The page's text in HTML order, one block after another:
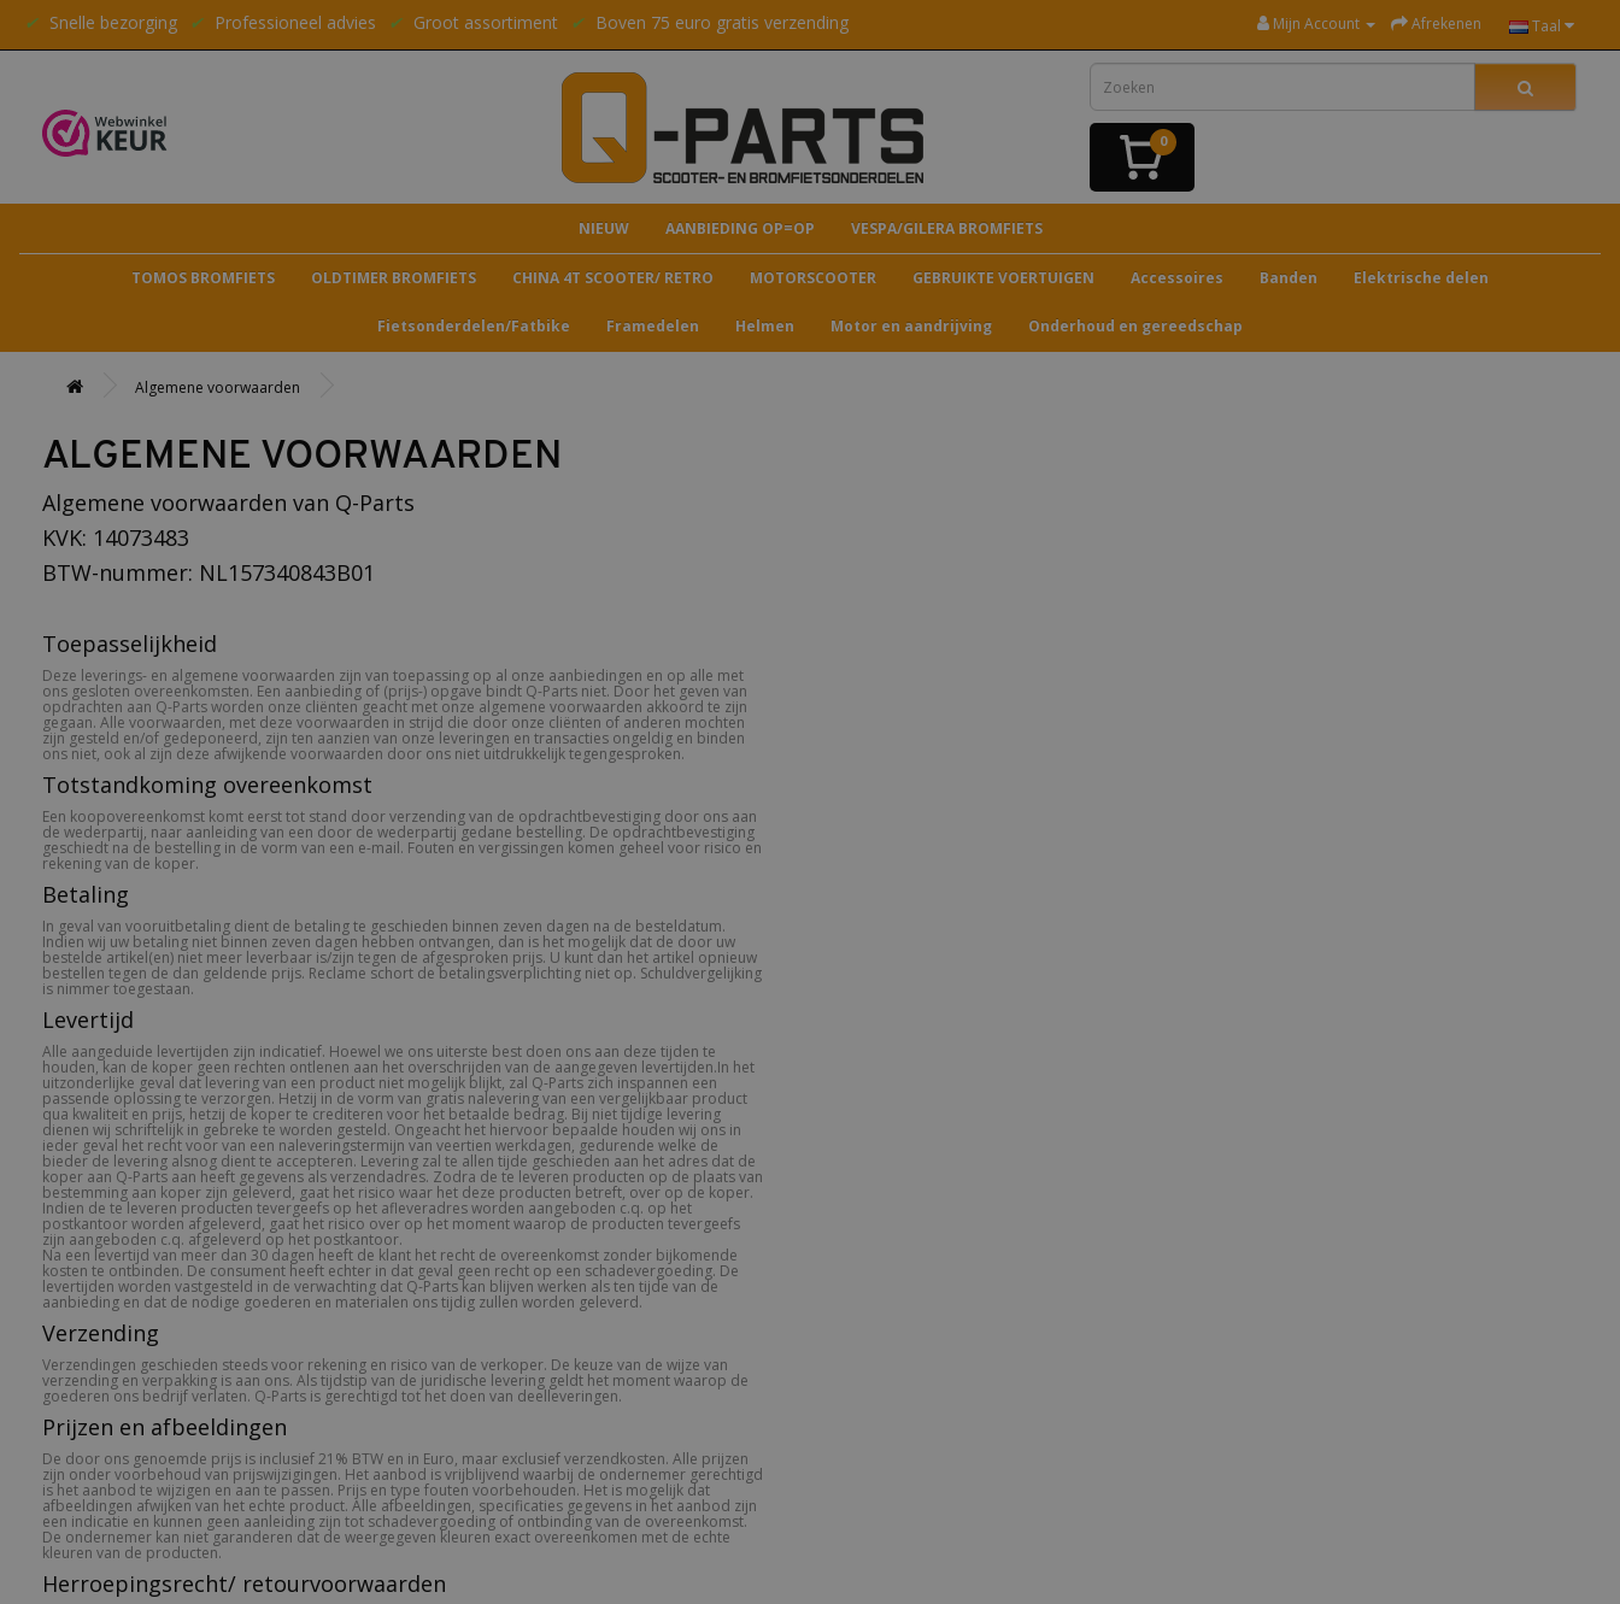
✔ Snelle bezorging ✔ Professioneel advies ✔ Groot assortiment ✔ Boven 75 euro gratis verzending Mijn Account Afrekenen Taal
0
NIEUW AANBIEDING OP=OP VESPA/GILERA BROMFIETS
TOMOS BROMFIETS OLDTIMER BROMFIETS CHINA 4T SCOOTER/ RETRO MOTORSCOOTER GEBRUIKTE VOERTUIGEN Accessoires Banden Elektrische delen
Fietsonderdelen/Fatbike Framedelen Helmen Motor en aandrijving Onderhoud en gereedschap
Algemene voorwaarden
ALGEMENE VOORWAARDEN
Algemene voorwaarden van Q-Parts
KVK: 14073483
BTW-nummer: NL157340843B01
Toepasselijkheid
Deze leverings- en algemene voorwaarden zijn van toepassing op al onze aanbiedingen en op alle met
ons gesloten overeenkomsten. Een aanbieding of (prijs-) opgave bindt Q-Parts niet. Door het geven van
opdrachten aan Q-Parts worden onze cliënten geacht met onze algemene voorwaarden akkoord te zijn
gegaan. Alle voorwaarden, met deze voorwaarden in strijd die door onze cliënten of anderen mochten
zijn gesteld en/of gedeponeerd, zijn ten aanzien van onze leveringen en transacties ongeldig en binden
ons niet, ook al zijn deze afwijkende voorwaarden door ons niet uitdrukkelijk tegengesproken.
Totstandkoming overeenkomst
Een koopovereenkomst komt eerst tot stand door verzending van de opdrachtbevestiging door ons aan
de wederpartij, naar aanleiding van een door de wederpartij gedane bestelling. De opdrachtbevestiging
geschiedt na de bestelling in de vorm van een e-mail. Fouten en vergissingen komen geheel voor risico en
rekening van de koper.
Betaling
In geval van vooruitbetaling dient de betaling te geschieden binnen zeven dagen na de besteldatum.
Indien wij uw betaling niet binnen zeven dagen hebben ontvangen, dan is het mogelijk dat de door uw
bestelde artikel(en) niet meer leverbaar is/zijn tegen de afgesproken prijs. U kunt dan het artikel opnieuw
bestellen tegen de dan geldende prijs. Reclame schort de betalingsverplichting niet op. Schuldvergelijking
is nimmer toegestaan.
Levertijd
Alle aangeduide levertijden zijn indicatief. Hoewel we ons uiterste best doen ons aan deze tijden te
houden, kan de koper geen rechten ontlenen aan het overschrijden van de aangegeven levertijden.In het
uitzonderlijke geval dat levering van een product niet mogelijk blijkt, zal Q-Parts zich inspannen een
passende oplossing te verzorgen. Hetzij in de vorm van gratis nalevering van een vergelijkbaar product
qua kwaliteit en prijs, hetzij de koper te crediteren voor het betaalde bedrag. Bij niet tijdige levering
dienen wij schriftelijk in gebreke te worden gesteld. Ongeacht het hiervoor bepaalde houden wij ons in
ieder geval het recht voor van een naleveringstermijn van veertien werkdagen, gedurende welke de
bieder de levering alsnog dient te accepteren. Levering zal te allen tijde geschieden aan het adres dat de
koper aan Q-Parts aan heeft gegevens als verzendadres. Zodra de te leveren producten op de plaats van
bestemming aan koper zijn geleverd, gaat het risico waar het deze producten betreft, over op de koper.
Indien de te leveren producten tevergeefs op het afleveradres worden aangeboden c.q. op het
postkantoor worden afgeleverd, gaat het risico over op het moment waarop de producten tevergeefs
zijn aangeboden c.q. afgeleverd op het postkantoor.
Na een levertijd van meer dan 30 dagen heeft de klant het recht de overeenkomst zonder bijkomende
kosten te ontbinden. De consument heeft echter in dat geval geen recht op een schadevergoeding. De
levertijden worden vastgesteld in de verwachting dat Q-Parts kan blijven werken als ten tijde van de
aanbieding en dat de nodige goederen en materialen ons tijdig zullen worden geleverd.
Verzending
Verzendingen geschieden steeds voor rekening en risico van de verkoper. De keuze van de wijze van
verzending en verpakking is aan ons. Als tijdstip van de juridische levering geldt het moment waarop de
goederen ons bedrijf verlaten. Q-Parts is gerechtigd tot het doen van deelleveringen.
Prijzen en afbeeldingen
De door ons genoemde prijs is inclusief 21% BTW en in Euro, maar exclusief verzendkosten. Alle prijzen
zijn onder voorbehoud van prijswijzigingen. Het aanbod is vrijblijvend waarbij de ondernemer gerechtigd
is het aanbod te wijzigen en aan te passen. Prijs en type fouten voorbehouden. Het is mogelijk dat
afbeeldingen afwijken van het echte product. Alle afbeeldingen, specificaties gegevens in het aanbod zijn
een indicatie en kunnen geen aanleiding zijn tot schadevergoeding of ontbinding van de overeenkomst.
De ondernemer kan niet garanderen dat de weergegeven kleuren exact overeenkomen met de echte
kleuren van de producten.
Herroepingsrecht/ retourvoorwaarden